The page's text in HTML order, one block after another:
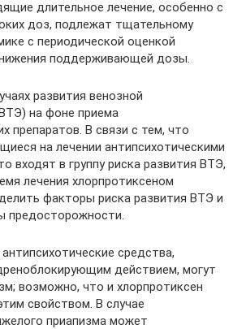
длительное лечение, особенно с
доз, подлежат тщательному
с периодической оценкой
поддерживающей дозы.
развития венозной
на фоне приема
препаратов. В связи с тем, что
на лечении антипсихотическими
входят в группу риска развития ВТЭ,
лечения хлорпротиксеном
факторы риска развития ВТЭ и
предосторожности.
средства,
действием, могут
возможно, что и хлорпротиксен
свойством. В случае
приапизма может